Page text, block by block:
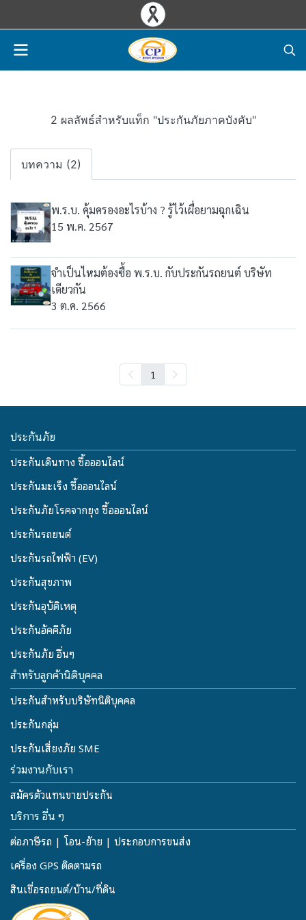
2 ผลลัพธ์สำหรับแท็ก "ประกันภัยภาคบังคับ"
บทความ (2)
พ.ร.บ. คุ้มครองอะไรบ้าง ? รู้ไว้เผื่อยามฉุกเฉิน
15 พ.ค. 2567
จำเป็นไหมต้องซื้อ พ.ร.บ. กับประกันรถยนต์ บริษัท
เดียวกัน
3 ต.ค. 2566
1
ประกันภัย
ประกันเดินทาง ซื้อออนไลน์
ประกันมะเร็ง ซื้อออนไลน์
ประกันภัยโรคจากยุง ซื้อออนไลน์
ประกันรถยนต์
ประกันรถไฟฟ้า (EV)
ประกันสุขภาพ
ประกันอุบัติเหตุ
ประกันอัคคีภัย
ประกันภัย อื่นๆ
สำหรับลูกค้านิติบุคคล
ประกันสำหรับบริษัทนิติบุคคล
ประกันกลุ่ม
ประกันเสี่ยงภัย SME
ร่วมงานกับเรา
สมัครตัวแทนขายประกัน
บริการ อื่น ๆ
ต่อภาษีรถ | โอน-ย้าย | ประกอบการขนส่ง
เครื่อง GPS ติดตามรถ
สินเชื่อรถยนต์/บ้าน/ที่ดิน